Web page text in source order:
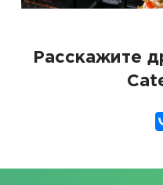
Расскажите